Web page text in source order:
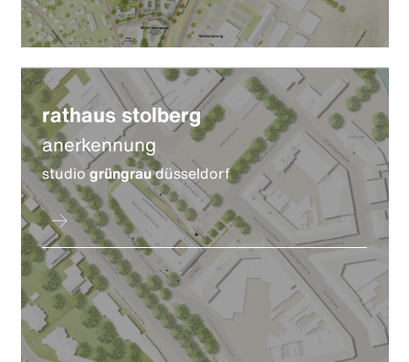
rathaus stolberg
anerkennung
studiogrüngraudüsseldorf